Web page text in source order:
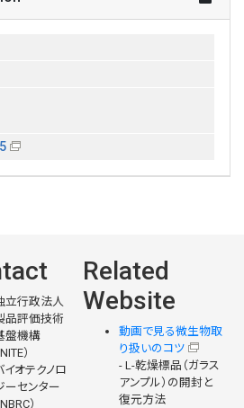
立行政法人
品評価技術
盤機構
NITE）
イオテクノロ
ーセンター
NBRC）
Related
Website
動画で見る微生物取
り扱いのコツ
- L-乾燥標品（ガラス
アンプル）の開封と
復元方法